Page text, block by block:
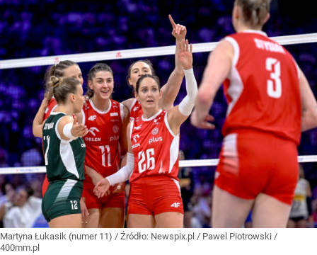
Martyna Łukasik (numer 11) / Źródło: Newspix.pl / Pawel Piotrowski /
400mm.pl